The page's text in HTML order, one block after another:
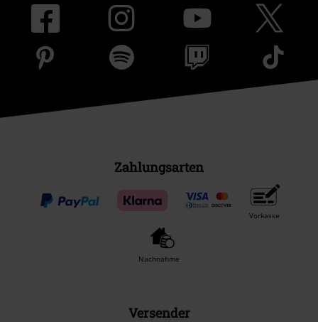
Zahlungsarten
Vorkasse
Nachnahme
Versender